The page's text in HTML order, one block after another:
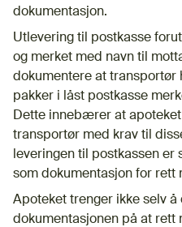
dokumentasjon.
Utlevering til postkasse
og merket med navn til
dokumentere at transportør
pakker i låst postkasse
Dette innebærer at
transportør med krav til
leveringen til postkassen
som dokumentasjon for rett
Apoteket trenger ikke selv å
dokumentasjonen på at rett